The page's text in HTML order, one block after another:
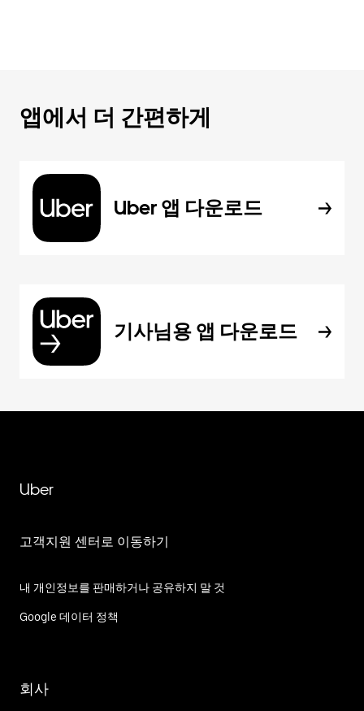
앱에서 더 간편하게
Uber 앱 다운로드
기사님용 앱 다운로드
Uber
고객지원 센터로 이동하기
내 개인정보를 판매하거나 공유하지 말 것
Google 데이터 정책
회사